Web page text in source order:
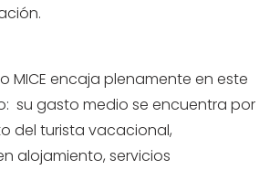
MICE encaja plenamente en este
su gasto medio se encuentra por
del turista vacacional,
alojamiento, servicios